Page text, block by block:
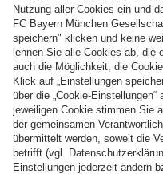
Basketball Frauen Handball